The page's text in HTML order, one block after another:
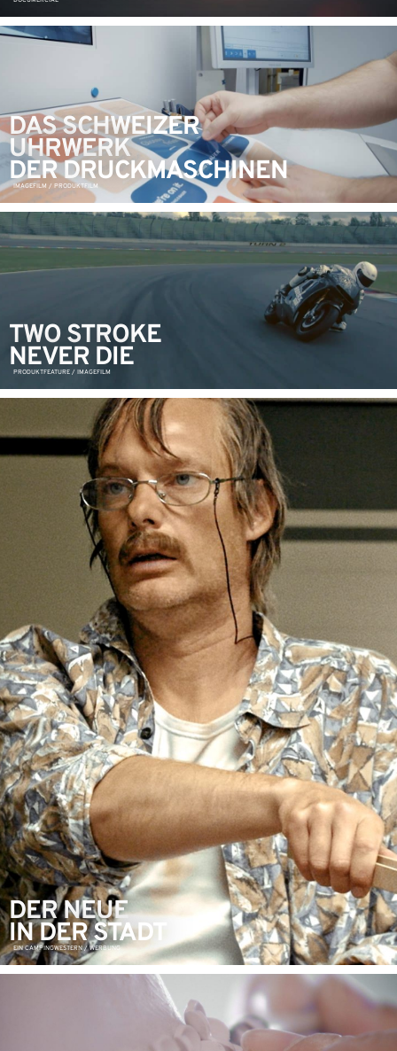
DAS SCHWEIZER
UHRWERK
DER DRUCKMASCHINEN
IMAGEFILM / PRODUKTFILM
TWO STROKE
NEVER DIE
PRODUKTFEATURE / IMAGEFILM
DER NEUE
IN DER STADT
EIN CAMPINGWESTERN / WERBUNG